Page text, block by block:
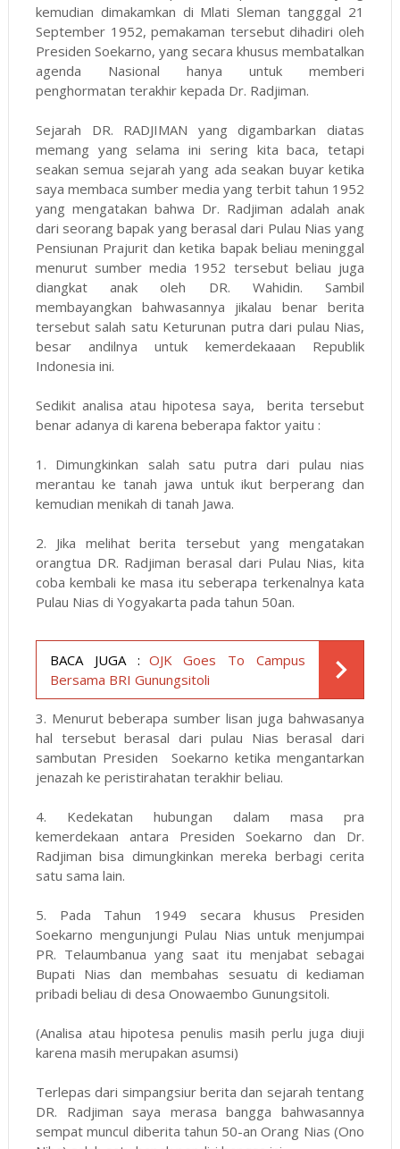
kemudian dimakamkan di Mlati Sleman tangggal 21
September 1952, pemakaman tersebut dihadiri oleh
Presiden Soekarno, yang secara khusus membatalkan
agenda Nasional hanya untuk memberi
penghormatan terakhir kepada Dr. Radjiman.
Sejarah DR. RADJIMAN yang digambarkan diatas
memang yang selama ini sering kita baca, tetapi
seakan semua sejarah yang ada seakan buyar ketika
saya membaca sumber media yang terbit tahun 1952
yang mengatakan bahwa Dr. Radjiman adalah anak
dari seorang bapak yang berasal dari Pulau Nias yang
Pensiunan Prajurit dan ketika bapak beliau meninggal
menurut sumber media 1952 tersebut beliau juga
diangkat anak oleh DR. Wahidin. Sambil
membayangkan bahwasannya jikalau benar berita
tersebut salah satu Keturunan putra dari pulau Nias,
besar andilnya untuk kemerdekaaan Republik
Indonesia ini.
Sedikit analisa atau hipotesa saya, berita tersebut
benar adanya di karena beberapa faktor yaitu :
1. Dimungkinkan salah satu putra dari pulau nias
merantau ke tanah jawa untuk ikut berperang dan
kemudian menikah di tanah Jawa.
2. Jika melihat berita tersebut yang mengatakan
orangtua DR. Radjiman berasal dari Pulau Nias, kita
coba kembali ke masa itu seberapa terkenalnya kata
Pulau Nias di Yogyakarta pada tahun 50an.
BACA JUGA : OJK Goes To Campus
Bersama BRI Gunungsitoli
3. Menurut beberapa sumber lisan juga bahwasanya
hal tersebut berasal dari pulau Nias berasal dari
sambutan Presiden Soekarno ketika mengantarkan
jenazah ke peristirahatan terakhir beliau.
4. Kedekatan hubungan dalam masa pra
kemerdekaan antara Presiden Soekarno dan Dr.
Radjiman bisa dimungkinkan mereka berbagi cerita
satu sama lain.
5. Pada Tahun 1949 secara khusus Presiden
Soekarno mengunjungi Pulau Nias untuk menjumpai
PR. Telaumbanua yang saat itu menjabat sebagai
Bupati Nias dan membahas sesuatu di kediaman
pribadi beliau di desa Onowaembo Gunungsitoli.
(Analisa atau hipotesa penulis masih perlu juga diuji
karena masih merupakan asumsi)
Terlepas dari simpangsiur berita dan sejarah tentang
DR. Radjiman saya merasa bangga bahwasannya
sempat muncul diberita tahun 50-an Orang Nias (Ono